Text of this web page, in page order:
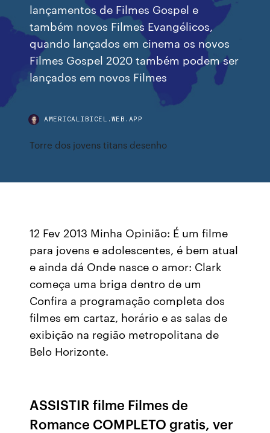
lançamentos de Filmes Gospel e
também novos Filmes Evangélicos,
quando lançados em cinema os novos
Filmes Gospel 2020 também podem ser
lançados em novos Filmes
AMERICALIBICEL.WEB.APP
Torre dos jovens titans desenho
12 Fev 2013 Minha Opinião: É um filme
para jovens e adolescentes, é bem atual
e ainda dá Onde nasce o amor: Clark
começa uma briga dentro de um
Confira a programação completa dos
filmes em cartaz, horário e as salas de
exibição na região metropolitana de
Belo Horizonte.
ASSISTIR filme Filmes de
Romance COMPLETO gratis, ver